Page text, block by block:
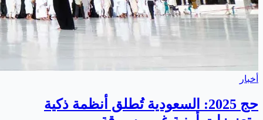
أخبار
حج 2025: السعودية تُطلق أنظمة ذكية